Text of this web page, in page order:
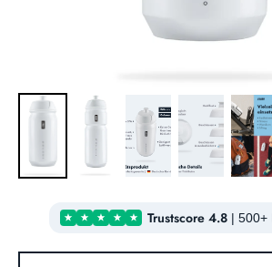
Trustscore 4.8 | 500+